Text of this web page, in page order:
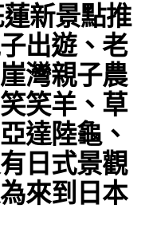
新景點推
出遊、老
灣親子農
笑羊、草
達陸龜、
日式景觀
來到日本